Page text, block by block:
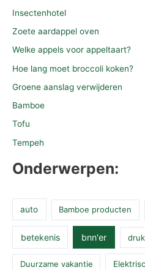
Insectenhotel
Zoete aardappel oven
Welke appels voor appeltaart?
Hoe lang moet broccoli koken?
Groene aanslag verwijderen
Bamboe
Tofu
Tempeh
Onderwerpen:
auto Bamboe producten
betekenis bnn'er
Duurzame vakantie